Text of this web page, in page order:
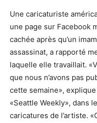
Une caricaturiste
une page sur Facebook
cachée après qu’un
assassinat, a rapporté
laquelle elle travaillait.
que nous n’avons pas
cette semaine»,
«Seattle Weekly», dans
caricatures de l’artiste.